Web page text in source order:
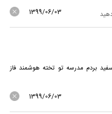
1399/06/03
بردم مدرسه تو تخته هوشمند فاز
1399/06/03